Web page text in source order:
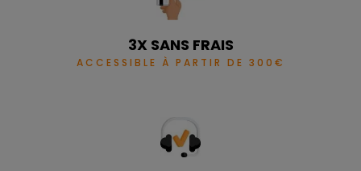
3X SANS FRAIS
ACCESSIBLE À PARTIR DE 300€